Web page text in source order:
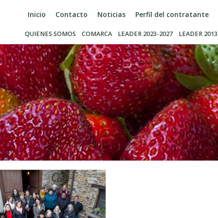
Inicio Contacto Noticias Perfil del contratante
QUIENES SOMOS COMARCA LEADER 2023-2027 LEADER